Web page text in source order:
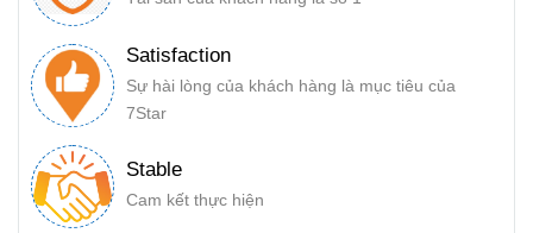
Satisfaction
Sự hài lòng của khách hàng là mục tiêu của
7Star
Stable
Cam kết thực hiện